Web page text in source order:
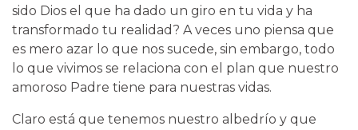
sido Dios el que ha dado un giro en tu vida y ha
transformado tu realidad? A veces uno piensa que
es mero azar lo que nos sucede, sin embargo, todo
lo que vivimos se relaciona con el plan que nuestro
amoroso Padre tiene para nuestras vidas.
Claro está que tenemos nuestro albedrío y que